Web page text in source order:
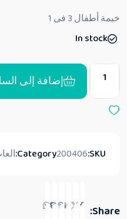
ي
م
ن
خيمة أطفال 3 فى 1
In stock
إضافة إلى
SKU:
200406
Category:
Share: